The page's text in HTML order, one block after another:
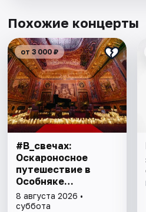
Похожие концерты
от 3 000 ₽
#В_свечах:
Оскароносное
путешествие в
Особняке
Половцова
8 августа 2026 •
суббота